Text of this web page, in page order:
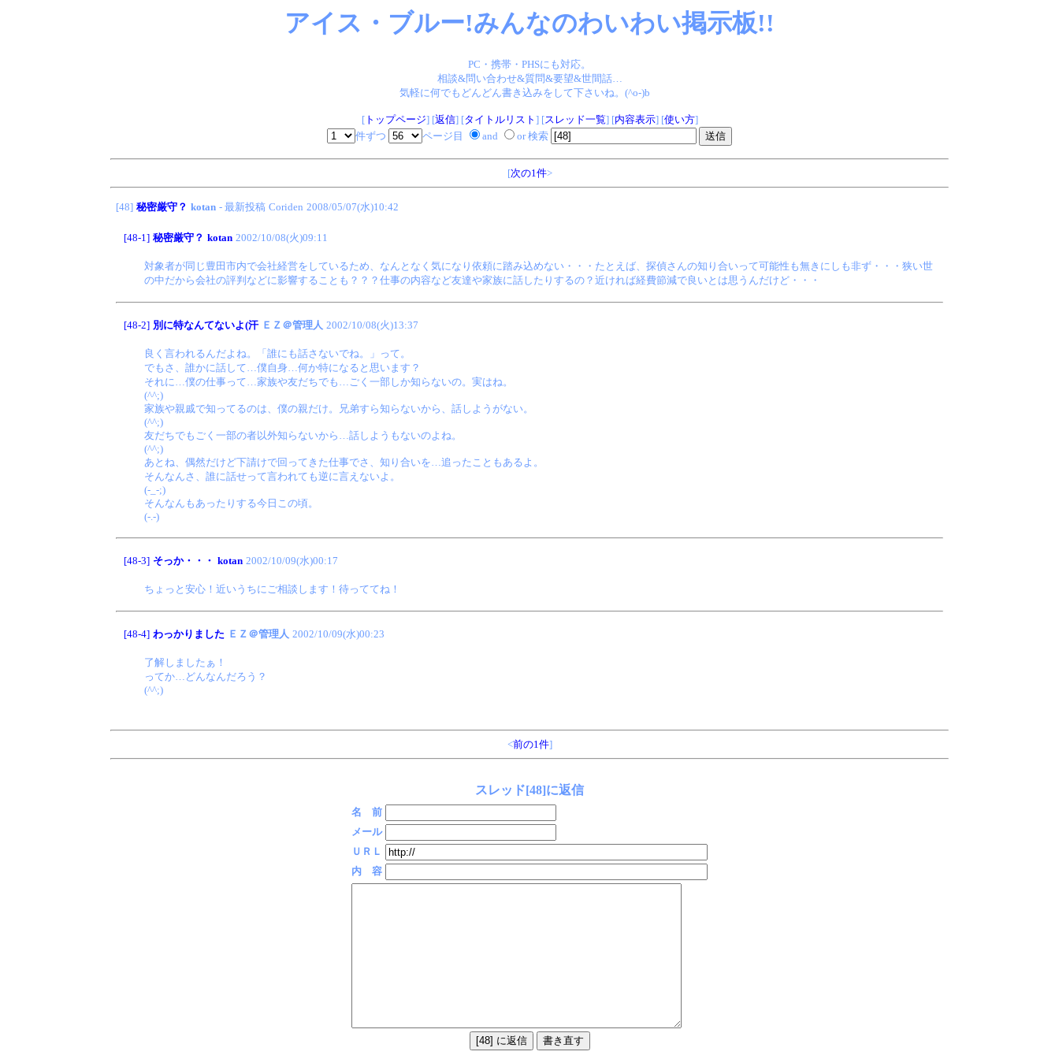
アイス・ブルー!みんなのわいわい掲示板!!
PC・携帯・PHSにも対応。
相談&問い合わせ&質問&要望&世間話…
気軽に何でもどんどん書き込みをして下さいね。(^o-)b
[トップページ] [返信] [タイトルリスト ] [スレッド一覧] [内容表示] [使い方]
件ずつ
ページ目 and or 検索
[次の1件>
[48] 秘密厳守？ kotan - 最新投稿 Coriden 2008/05/07(水)10:42
[48-1] 秘密厳守？ kotan 2002/10/08(火)09:11
対象者が同じ豊田市内で会社経営をしているため、なんとなく気になり依頼に踏み込めない・・・たとえば、探偵さんの知り合いって可能性も無きにしも非ず・・・狭い世
の中だから会社の評判などに影響することも？？？仕事の内容など友達や家族に話したりするの？近ければ経費節減で良いとは思うんだけど・・・
[48-2] 別に特なんてないよ(汗 ＥＺ＠管理人 2002/10/08(火)13:37
良く言われるんだよね。「誰にも話さないでね。」って。
でもさ、誰かに話して…僕自身…何か特になると思います？
それに…僕の仕事って…家族や友だちでも…ごく一部しか知らないの。実はね。
(^^;)
家族や親戚で知ってるのは、僕の親だけ。兄弟すら知らないから、話しようがない。
(^^;)
友だちでもごく一部の者以外知らないから…話しようもないのよね。
(^^;)
あとね、偶然だけど下請けで回ってきた仕事でさ、知り合いを…追ったこともあるよ。
そんなんさ、誰に話せって言われても逆に言えないよ。
(-_-;)
そんなんもあったりする今日この頃。
(-.-)
[48-3] そっか・・・ kotan 2002/10/09(水)00:17
ちょっと安心！近いうちにご相談します！待っててね！
[48-4] わっかりました ＥＺ＠管理人 2002/10/09(水)00:23
了解しましたぁ！
ってか…どんなんだろう？
(^^;)
<前の1件]
スレッド[48]に返信
名 前
メール
ＵＲＬ
内 容